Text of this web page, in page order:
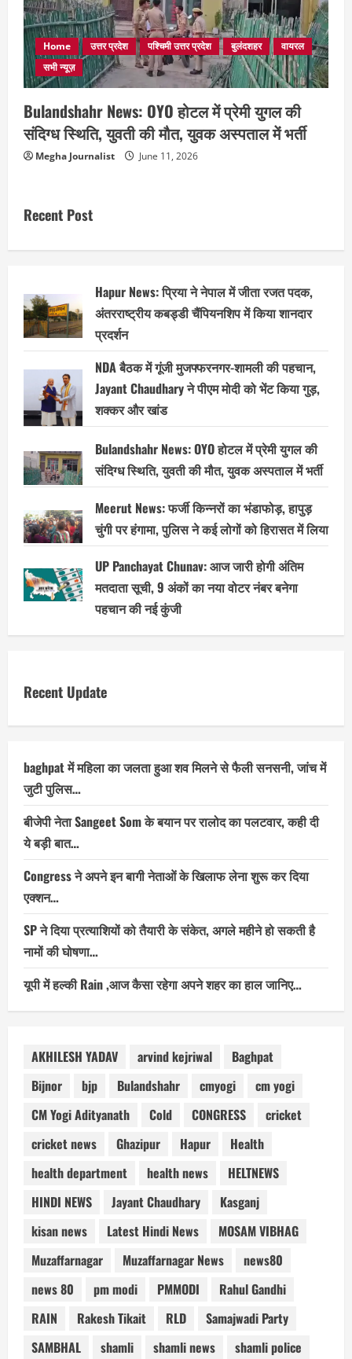
Home उत्तर प्रदेश पश्चिमी उत्तर प्रदेश बुलंदशहर
वायरल
सभी न्यूज़
Bulandshahr News: OYO होटल में प्रेमी युगल की
संदिग्ध स्थिति, युवती की मौत, युवक अस्पताल में भर्ती
Megha Journalist June 11, 2026
Recent Post
Hapur News: प्रिया ने नेपाल में जीता रजत पदक,
अंतरराष्ट्रीय कबड्डी चैंपियनशिप में किया शानदार
प्रदर्शन
NDA बैठक में गूंजी मुजफ्फरनगर-शामली की पहचान,
Jayant Chaudhary ने पीएम मोदी को भेंट किया गुड़,
शक्कर और खांड
Bulandshahr News: OYO होटल में प्रेमी युगल की
संदिग्ध स्थिति, युवती की मौत, युवक अस्पताल में भर्ती
Meerut News: फर्जी किन्नरों का भंडाफोड़, हापुड़
चुंगी पर हंगामा, पुलिस ने कई लोगों को हिरासत में लिया
UP Panchayat Chunav: आज जारी होगी अंतिम
मतदाता सूची, 9 अंकों का नया वोटर नंबर बनेगा
पहचान की नई कुंजी
Recent Update
baghpat में महिला का जलता हुआ शव मिलने से फैली सनसनी, जांच में
जुटी पुलिस…
बीजेपी नेता Sangeet Som के बयान पर रालोद का पलटवार, कही दी
ये बड़ी बात…
Congress ने अपने इन बागी नेताओं के खिलाफ लेना शुरू कर दिया
एक्शन…
SP ने दिया प्रत्याशियों को तैयारी के संकेत, अगले महीने हो सकती है
नामों की घोषणा…
यूपी में हल्की Rain ,आज कैसा रहेगा अपने शहर का हाल जानिए…
AKHILESH YADAV arvind kejriwal
Baghpat
Bijnor
bjp Bulandshahr cmyogi
cm yogi
CM Yogi Adityanath
Cold CONGRESS
cricket
cricket news
Ghazipur Hapur
Health
health department
health news
HELTNEWS
HINDI NEWS
Jayant Chaudhary
Kasganj
kisan news
Latest Hindi News
MOSAM VIBHAG
Muzaffarnagar
Muzaffarnagar News
news80
news 80
pm modi PMMODI
Rahul Gandhi
RAIN
Rakesh Tikait RLD
Samajwadi Party
SAMBHAL
shamli shamli news
shamli police